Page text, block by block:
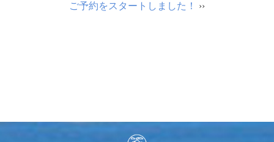
ご予約をスタートしました！
››